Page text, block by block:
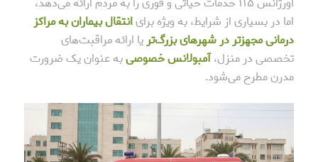
اما در بسیاری از شرایط، به ویژه برایانتقال بیماران به مراکز
درمانی مجهزتر در شهرهای بزرگ‌تریا ارائه مراقبت‌های
تخصصی در منزل،آمبولانس خصوصیبه عنوان یک ضرورت
مدرن مطرح می‌شود.